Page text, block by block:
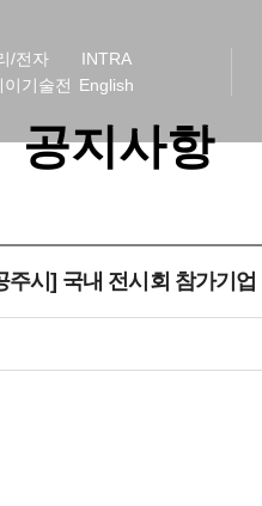
/전자
기술전
INTRA
English
공지사항
주시] 국내 전시회 참가기